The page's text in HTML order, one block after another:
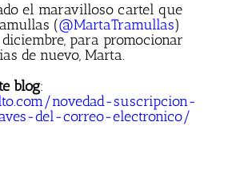
el maravilloso cartel que
(@MartaTramullas)
para promocionar
de nuevo, Marta.
blog:
novedad-suscripcion-
del-correo-electronico/